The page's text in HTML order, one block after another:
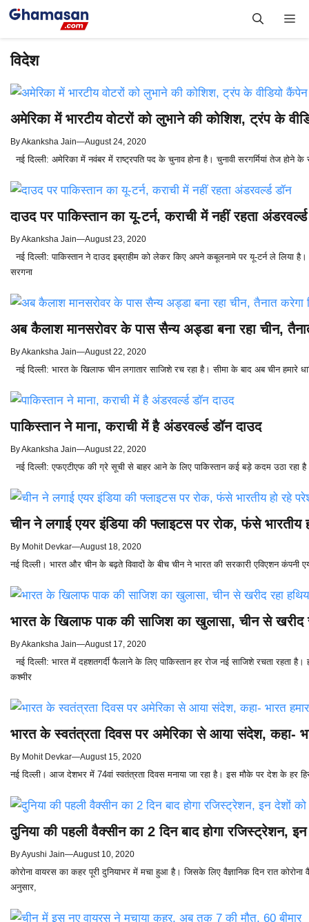
Skip
विदेश
अमेरिका में भारटीय वोटरों को लुभाने की कोशिश, ट्रंप के
ByAkanksha Jain—August 24, 2020
नई दिल्ली: अमेरिका में नवंबर में राष्ट्रपति पद के चुनाव होना है। चुनावी सरगर्मियां तेज होने
दाउद पर पाकिस्तान का यू-टर्न, कराची में नहीं रहता
ByAkanksha Jain—August 23, 2020
नई दिल्ली: पाकिस्तान ने दाउद इब्राहीम को लेकर किए अपने कबूलनामे पर यू-टर्न ले लिया
सरगना
अब कैलाश मानसरोवर के पास सैन्य अड्डा बना रहा चीन,
ByAkanksha Jain—August 22, 2020
नई दिल्ली: भारत के खिलाफ चीन लगातार साजिशे रच रहा है। सीमा के बाद अब चीन हमारे
पाकिस्तान ने माना, कराची में है अंडरवर्ल्ड डॉन दाउद
ByAkanksha Jain—August 22, 2020
नई दिल्ली: एफएटीएफ की ग्रे सूची से बाहर आने के लिए पाकिस्तान कई बड़े कदम उठा रहा
चीन ने लगाई एयर इंडिया की फ्लाइटस पर रोक, फंसे भारतीय
By Mohit Devkar—August 18, 2020
नई दिल्ली। भारत और चीन के बढ़ते विवादों के बीच चीन ने भारत की सरकारी एविएशन कंपनी
भारत के खिलाफ पाक की साजिश का खुलासा, चीन से खरीद
ByAkanksha Jain—August 17, 2020
नई दिल्ली: भारत में दहशतगर्दी फैलाने के लिए पाकिस्तान हर रोज नई साजिशे रचता रहता
कश्मीर
भारत के स्वतंत्रता दिवस पर अमेरिका से आया संदेश, कहा-
By Mohit Devkar—August 15, 2020
नई दिल्ली। आज देशभर में 74वां स्वतंत्रता दिवस मनाया जा रहा है। इस मौके पर देश के हर
दुनिया की पहली वैक्सीन का 2 दिन बाद होगा रजिस्ट्रेशन,
ByAyushi Jain—August 10, 2020
कोरोना वायरस का कहर पूरी दुनियाभर में मचा हुआ है। जिसके लिए वैज्ञानिक दिन रात
अनुसार,